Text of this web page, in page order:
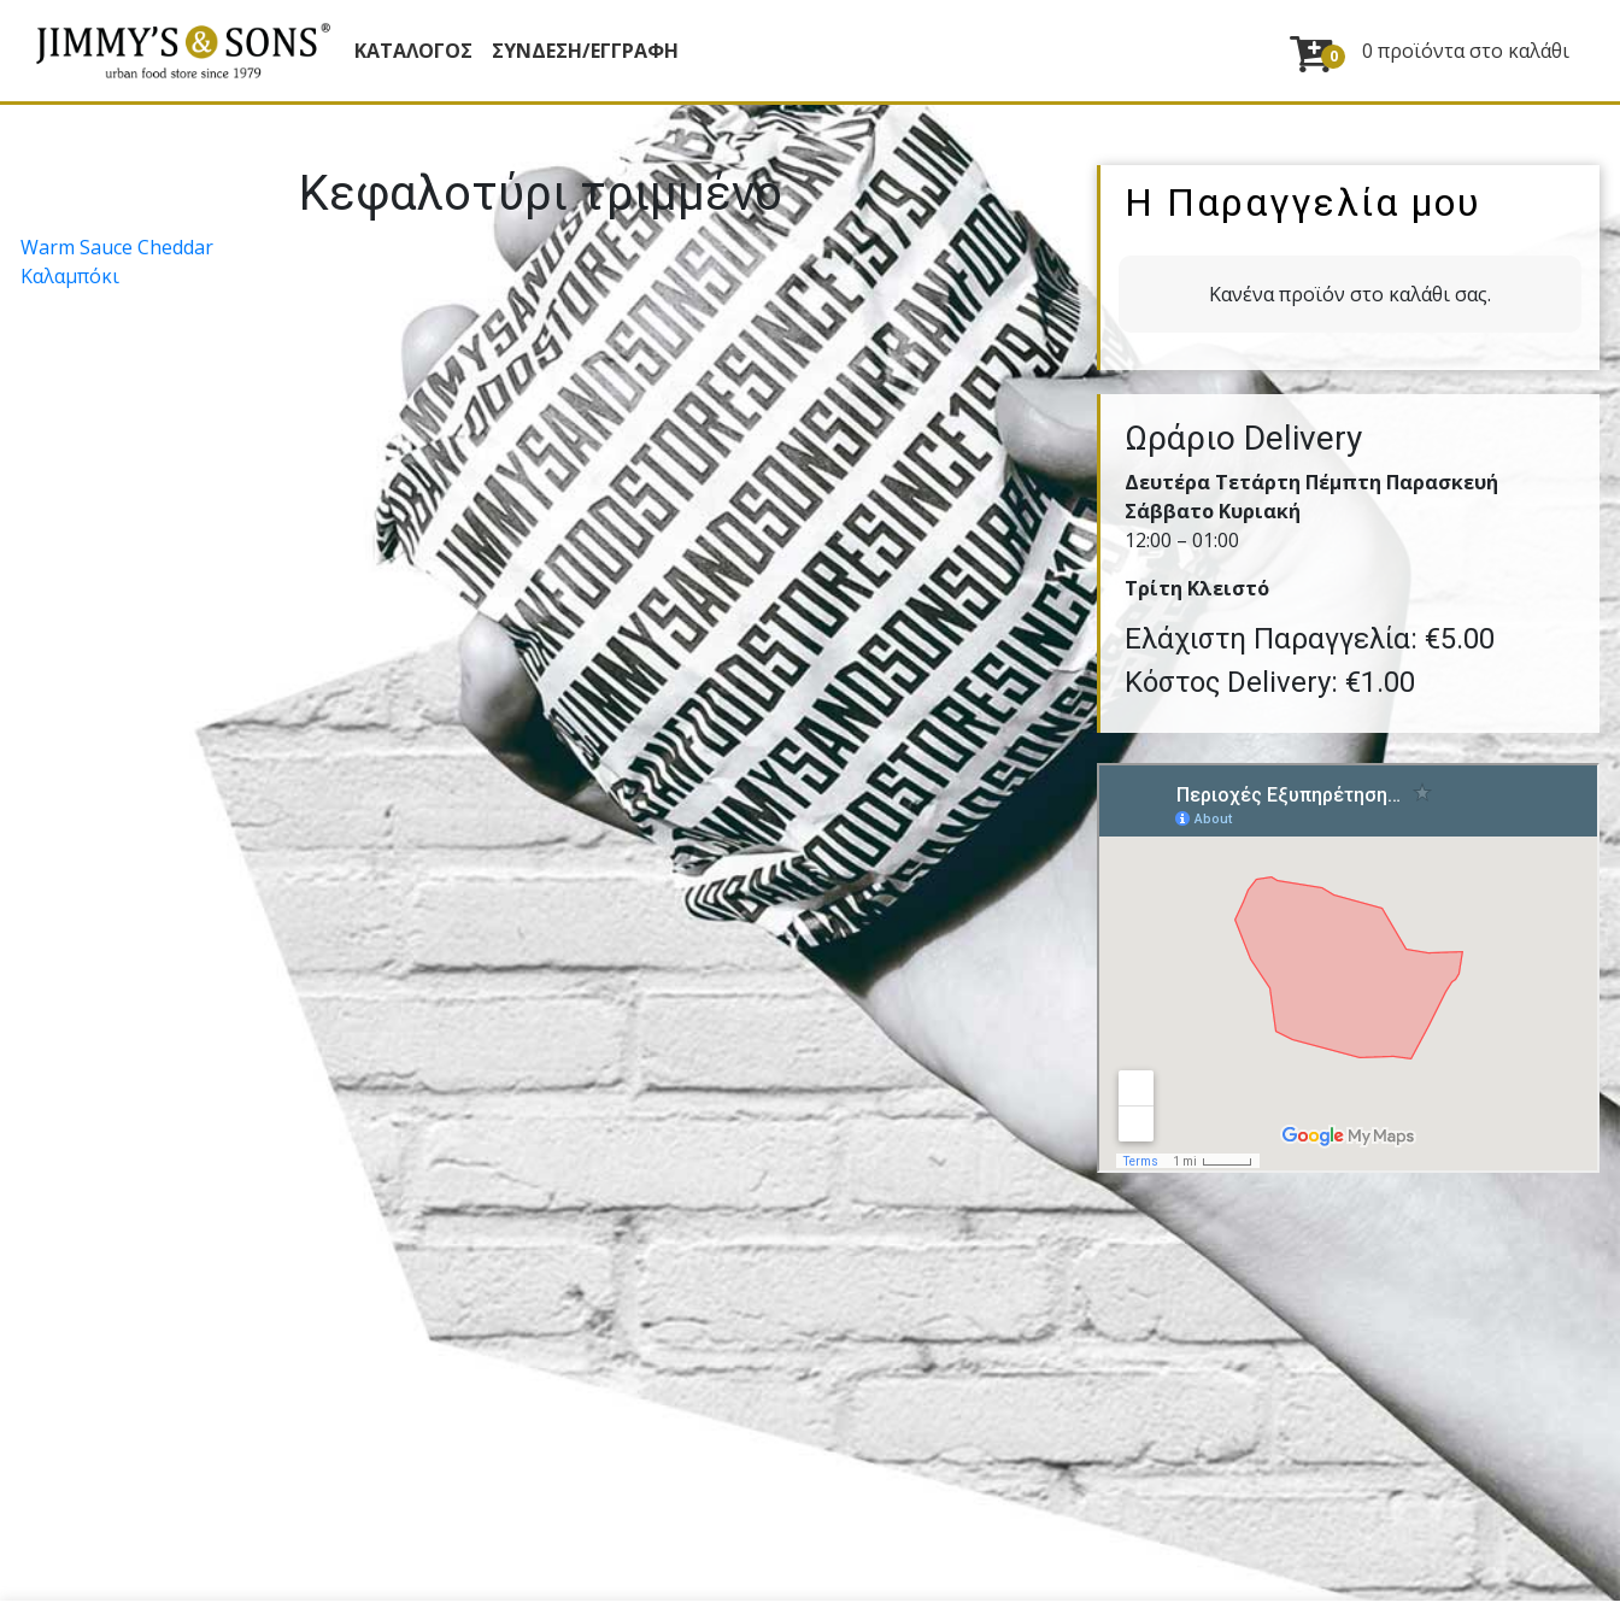
ΚΑΤΆΛΟΓΟΣ ΣΥΝΔΕΣΗ/ΕΓΓΡΑΦΗ 0 0 προϊόντα στο καλάθι
Κεφαλοτύρι τριµµένο
Πλοήγηση
άρθρων
Warm Sauce Cheddar
Καλαµπόκι
Η Παραγγελία μου
Κανένα προϊόν στο καλάθι σας.
Ωράριο Delivery
Δευτέρα Τετάρτη Πέμπτη Παρασκευή
Σάββατο Κυριακή
12:00 – 01:00
Τρίτη Kλειστό
Ελάχιστη Παραγγελία: €5.00
Κόστος Delivery: €1.00